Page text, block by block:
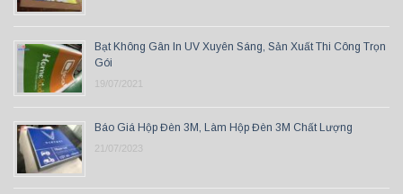
Bạt Không Gân In UV Xuyên Sáng, Sản Xuất Thi Công Trọn
Gói
19/07/2021
Báo Giá Hộp Đèn 3M, Làm Hộp Đèn 3M Chất Lượng
21/07/2023